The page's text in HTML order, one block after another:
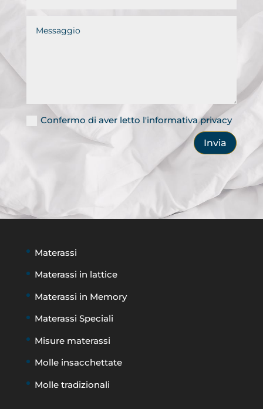
Confermo di aver letto l'informativa privacy
Invia
Materassi
Materassi in lattice
Materassi in Memory
Materassi Speciali
Misure materassi
Molle insacchettate
Molle tradizionali